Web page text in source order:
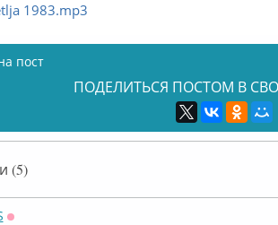
1983.mp3
пост
ПОДЕЛИТЬСЯ ПОСТОМ В
(5)